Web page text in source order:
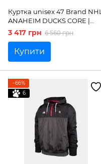
Куртка unisex 47 Brand NHL
ANAHEIM DUCKS CORE |
616073NT-FS
3 417 грн 6 560 грн
Купити
−66%
6